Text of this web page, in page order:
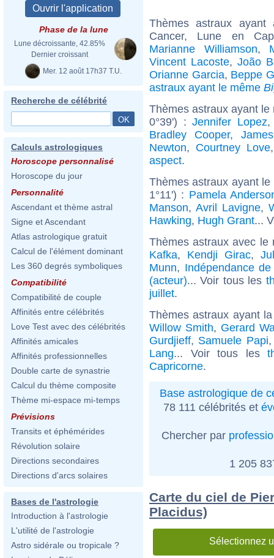
Phase de la lune
Lune décroissante, 42.85%
Dernier croissant
Mer. 12 août 17h37 T.U.
Recherche de célébrité
Calculs astrologiques
Horoscope personnalisé
Horoscope du jour
Personnalité
Ascendant et thème astral
Signe et Ascendant
Atlas astrologique gratuit
Calcul de l'élément dominant
Les 360 degrés symboliques
Compatibilité
Compatibilité de couple
Affinités entre célébrités
Love Test avec des célébrités
Affinités amicales
Affinités professionnelles
Double carte de synastrie
Calcul du thème composite
Thème mi-espace mi-temps
Prévisions
Transits et éphémérides
Révolution solaire
Directions secondaires
Directions d'arcs solaires
Bases de l'astrologie
Introduction à l'astrologie
L'utilité de l'astrologie
Astro sidérale ou tropicale ?
Thèmes astraux
Cancer, Lune en
Marianne Williamson,
Vincent Lacoste, João
Orianne Garcia, Beppe
astraux ayant le même
Thèmes astraux ayant
0°39') :Jennifer Lopez
Bradley Cooper,
Newton, Courtney Love
aspect.
Thèmes astraux ayant
1°11') : Pamela
Manson, Avril Lavigne,
Hawking, Hugh Grant...
Thèmes astraux avec
Kafka, Kendji Girac,
Munn, Indépendance
(acteur)... Voir tous les
juillet.
Thèmes astraux ayant
Willow Smith, Gerard
Gurdjieff, Samuele Papi
Lang... Voir tous les
Capricorne.
Base astrologique de
78 111 célébrités et
Chercher par
1 205
Carte du ciel de
Placidus)
Sélectionnez